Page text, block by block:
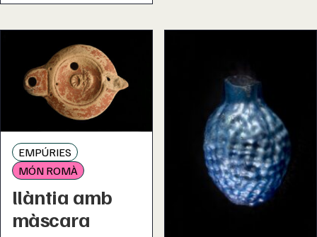
EMPÚRIES
MÓN ROMÀ
llàntia amb
màscara